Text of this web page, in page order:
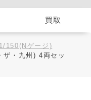
買取
1/150(Nゲージ)
・九州) 4両セッ